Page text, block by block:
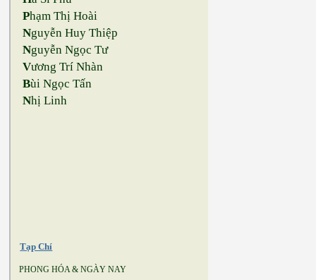
Phạm Thị Hoài
Nguyễn Huy Thiệp
Nguyễn Ngọc Tư
Vương Trí Nhàn
Bùi Ngọc Tấn
Nhị Linh
Tạp Chí
PHONG HÓA & NGÀY NAY